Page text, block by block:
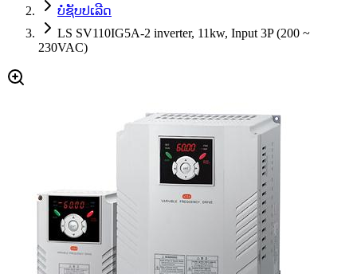
ບໍ່ຊັບປເລີດ
LS SV110IG5A-2 inverter, 11kw, Input 3P (200 ~
230VAC)